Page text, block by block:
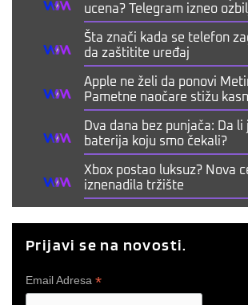
ucena? Telegram izneo
Šta znači kada se telefon
da zaštitite uređaj
Apple ne želi da ponovi
Pametne naočare stižu
Dva dana bez punjača: Da li
baterija koju smo čekali?
Xbox postao luksuz? Nova
iznenadila tržište
Prijavi se na novosti.
Email Adresa *